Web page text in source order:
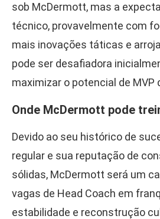
sob McDermott, mas a
técnico, provavelmente com
mais inovações táticas e
pode ser desafiadora
maximizar o potencial de MVP
Onde McDermott pode
Devido ao seu histórico de
regular e sua reputação de
sólidas, McDermott será um
vagas de Head Coach em
estabilidade e reconstrução